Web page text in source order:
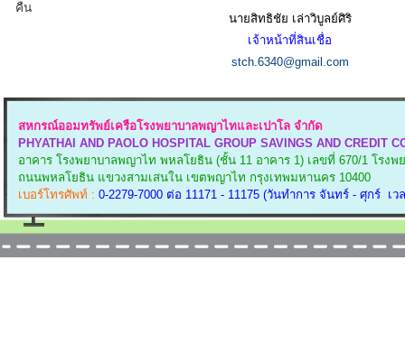
นายสิทธิชัย เล่าวิบูลย์ศิริ
เจ้าหน้าที่สินเชื่อ
stch.6340@gmail.com
คืน
สหกรณ์ออมทรัพย์เครือโรงพยาบาลพญาไทและเปาโล จำกัด
PHYATHAI AND PAOLO HOSPITAL GROUP SAVINGS AND CREDIT
อาคาร โรงพยาบาลพญาไท พหลโยธิน (ชั้น 11 อาคาร 1) เลขที่ 670/1 โรง
ถนนพหลโยธิน แขวงสามเสนใน เขตพญาไท กรุงเทพมหานคร 10400
เบอร์โทรศัพท์ : 0-2279-7000 ต่อ 11171 - 11175 (วันทำการ จันทร์ - ศุกร์ เว